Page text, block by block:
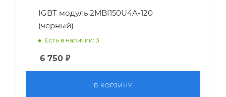
IGBT модуль 2MBI150U4A-120
(черный)
Есть в наличии: 3
6 750 ₽
В КОРЗИНУ